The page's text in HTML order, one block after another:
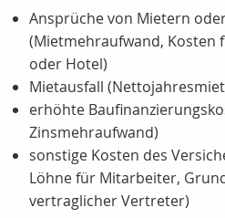
Ansprüche von Mietern
(Mietmehraufwand, Kosten
oder Hotel)
Mietausfall
erhöhte
Zinsmehraufwand)
sonstige Kosten des
Löhne für Mitarbeiter,
vertraglicher Vertreter)